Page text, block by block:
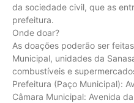
da sociedade civil, que as
prefeitura.
Onde doar?
As doações poderão ser
Municipal, unidades da
combustíveis e
Prefeitura (Paço Municipal):
Câmara Municipal: Avenida